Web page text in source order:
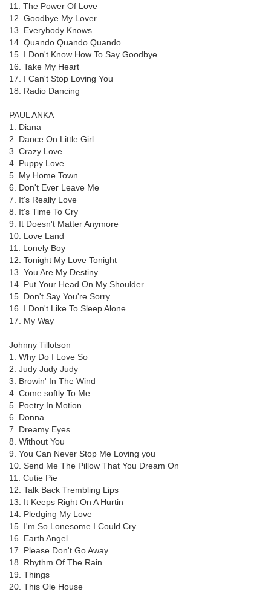
11. The Power Of Love
12. Goodbye My Lover
13. Everybody Knows
14. Quando Quando Quando
15. I Don't Know How To Say Goodbye
16. Take My Heart
17. I Can't Stop Loving You
18. Radio Dancing
PAUL ANKA
1. Diana
2. Dance On Little Girl
3. Crazy Love
4. Puppy Love
5. My Home Town
6. Don't Ever Leave Me
7. It's Really Love
8. It's Time To Cry
9. It Doesn't Matter Anymore
10. Love Land
11. Lonely Boy
12. Tonight My Love Tonight
13. You Are My Destiny
14. Put Your Head On My Shoulder
15. Don't Say You're Sorry
16. I Don't Like To Sleep Alone
17. My Way
Johnny Tillotson
1. Why Do I Love So
2. Judy Judy Judy
3. Browin' In The Wind
4. Come softly To Me
5. Poetry In Motion
6. Donna
7. Dreamy Eyes
8. Without You
9. You Can Never Stop Me Loving you
10. Send Me The Pillow That You Dream On
11. Cutie Pie
12. Talk Back Trembling Lips
13. It Keeps Right On A Hurtin
14. Pledging My Love
15. I'm So Lonesome I Could Cry
16. Earth Angel
17. Please Don't Go Away
18. Rhythm Of The Rain
19. Things
20. This Ole House